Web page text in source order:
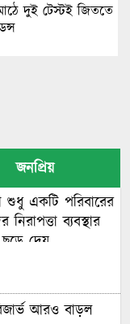
দুই টেস্টই জিততে
জনপ্রিয়
একটি পরিবারের
ব্যবস্থার
ছুড়ে দেয়
আরও বাড়ল